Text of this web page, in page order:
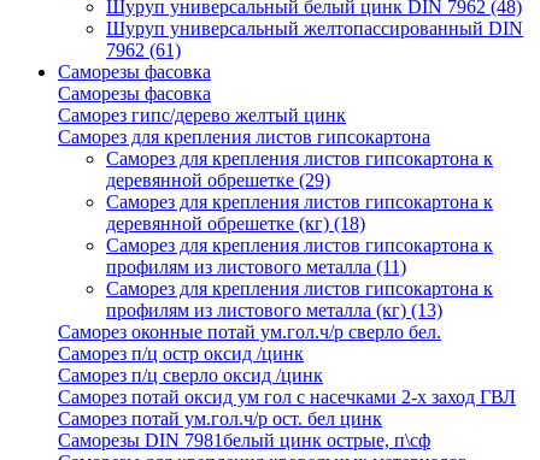
Шуруп универсальный белый цинк DIN 7962 (48)
Шуруп универсальный желтопассированный DIN
7962 (61)
Саморезы фасовка
Саморезы фасовка
Саморез гипс/дерево желтый цинк
Саморез для крепления листов гипсокартона
Саморез для крепления листов гипсокартона к
деревянной обрешетке (29)
Саморез для крепления листов гипсокартона к
деревянной обрешетке (кг) (18)
Саморез для крепления листов гипсокартона к
профилям из листового металла (11)
Саморез для крепления листов гипсокартона к
профилям из листового металла (кг) (13)
Саморез оконные потай ум.гол.ч/р сверло бел.
Саморез п/ц остр оксид /цинк
Саморез п/ц сверло оксид /цинк
Саморез потай оксид ум гол с насечками 2-х заход ГВЛ
Саморез потай ум.гол.ч/р ост. бел цинк
Саморезы DIN 7981белый цинк острые, п\сф